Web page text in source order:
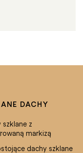
DACHY
szklane z
markizą
dachy szklane